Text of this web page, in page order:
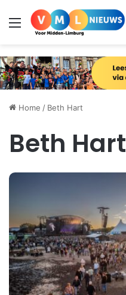
Menu
Home / Beth Hart
Beth Hart